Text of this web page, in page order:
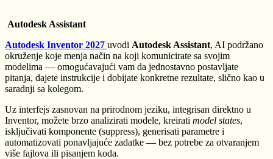
Autodesk Assistant
Autodesk Inventor 2027 uvodi Autodesk Assistant, AI podržano
okruženje koje menja način na koji komunicirate sa svojim
modelima — omogućavajući vam da jednostavno postavljate
pitanja, dajete instrukcije i dobijate konkretne rezultate, slično kao u
saradnji sa kolegom.
Uz interfejs zasnovan na prirodnom jeziku, integrisan direktno u
Inventor, možete brzo analizirati modele, kreirati model states,
isključivati komponente (suppress), generisati parametre i
automatizovati ponavljajuće zadatke — bez potrebe za otvaranjem
više fajlova ili pisanjem koda.